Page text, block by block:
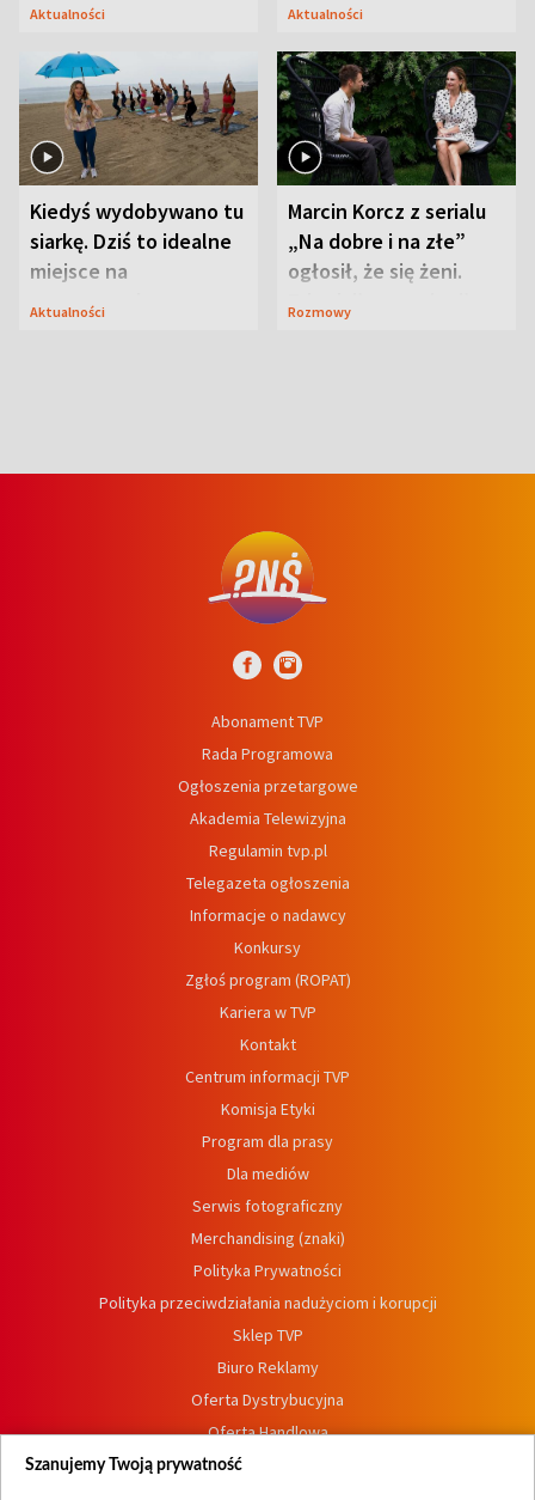
Aktualności Aktualności
Kiedyś wydobywano tu
siarkę. Dziś to idealne
miejsce na
wypoczynek
Aktualności
Marcin Korcz z serialu
„Na dobre i na złe”
ogłosił, że się żeni.
Zdradził, co zmienił
Rozmowy
Abonament TVP
Rada Programowa
Ogłoszenia przetargowe
Akademia Telewizyjna
Regulamin tvp.pl
Telegazeta ogłoszenia
Informacje o nadawcy
Konkursy
Zgłoś program (ROPAT)
Kariera w TVP
Kontakt
Centrum informacji TVP
Komisja Etyki
Program dla prasy
Dla mediów
Serwis fotograficzny
Merchandising (znaki)
Polityka Prywatności
Polityka przeciwdziałania nadużyciom i korupcji
Sklep TVP
Biuro Reklamy
Oferta Dystrybucyjna
Oferta Handlowa
Dostępność
Szanujemy Twoją prywatność